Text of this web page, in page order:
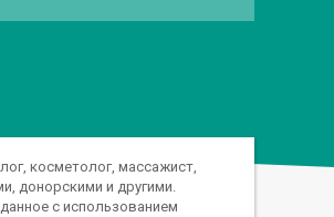
косметолог, массажист,
донорскими и другими.
с использованием